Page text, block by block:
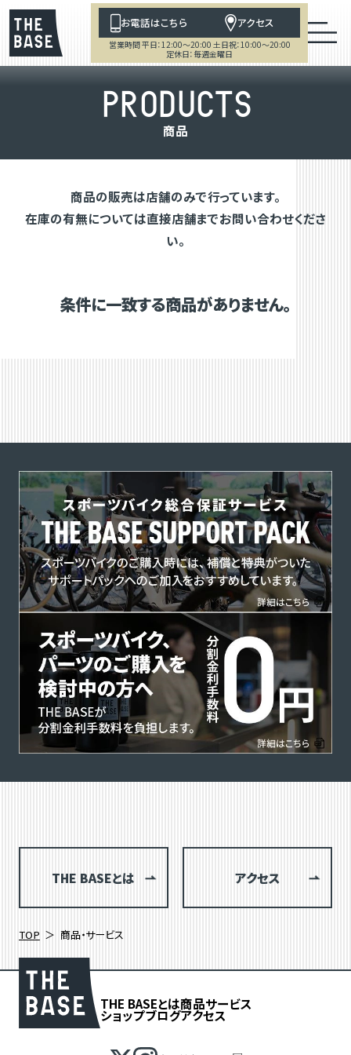
お電話はこちら アクセス
営業時間 平日：12:00～20:00 土日祝：10:00～20:00
定休日：毎週金曜日
PRODUCTS
商品
商品の販売は店舗のみで行っています。
在庫の有無については直接店舗までお問い合わせくださ
い。
条件に一致する商品がありません。
THE BASEとは アクセス
TOP 商品・サービス
THE BASEとは商品サービス
ショップブログアクセス